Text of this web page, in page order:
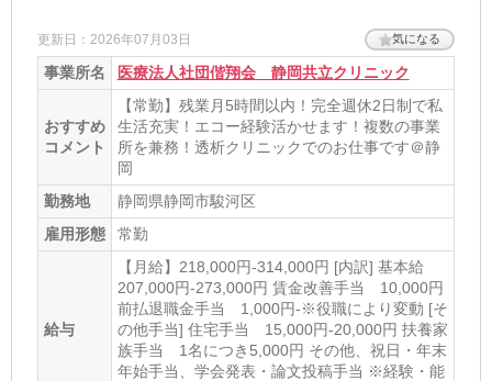
更新日：2026年07月03日 気になる
事業所名 医療法人社団偕翔会 静岡共立クリニック
おすすめ
コメント
【常勤】残業月5時間以内！完全週休2日制で私
生活充実！エコー経験活かせます！複数の事業
所を兼務！透析クリニックでのお仕事です＠静
岡
勤務地
静岡県静岡市駿河区
雇用形態
常勤
給与
【月給】218,000円-314,000円 [内訳] 基本給
207,000円-273,000円 賃金改善手当 10,000円
前払退職金手当 1,000円-※役職により変動 [そ
の他手当] 住宅手当 15,000円-20,000円 扶養家
族手当 1名につき5,000円 その他、祝日・年末
年始手当、学会発表・論文投稿手当 ※経験・能